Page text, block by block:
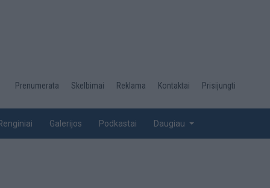
Desktop
top
Prenumerata Skelbimai Reklama Kontaktai Prisijungti
Galerijos Podkastai Daugiau